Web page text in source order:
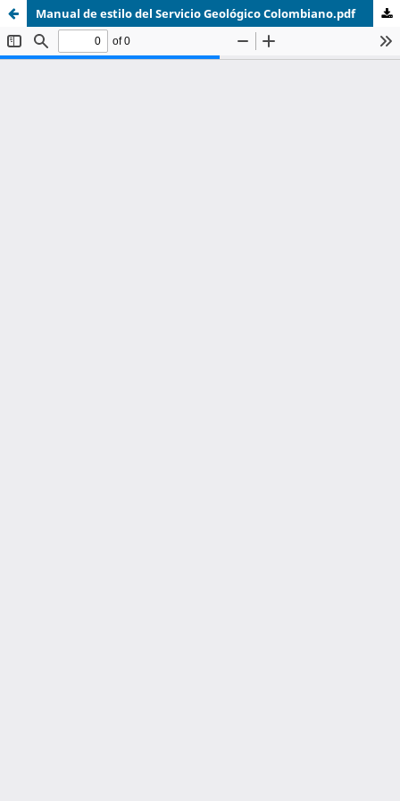
Manual de estilo del Servicio Geológico Colombiano.pdf